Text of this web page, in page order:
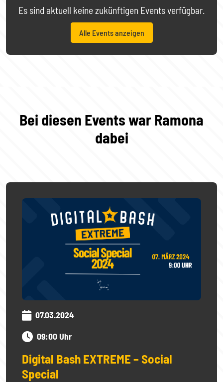
Es sind aktuell keine zukünftigen Events verfügbar.
Alle Events anzeigen
Bei diesen Events war Ramona
dabei
07.03.2024
09:00 Uhr
Digital Bash EXTREME – Social
Special